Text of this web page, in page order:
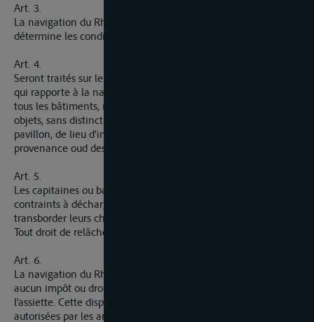
Art. 3.
La navigation du Rhin est libre. La présente Convention
détermine les conditions d’application de ce principe.
Art. 4.
Seront traités sur le pied d’une parfaite égalité pour tout ce
qui rapporte à la navigation du Rhin, toutes les personnes,
tous les bâtiments, marchandises, avitaillements et autres
objets, sans distinction, notamment, de nationalité, de
pavillon, de lieu d’immatriculation, d’origine, de propriété, de
provenance oud destination.
Art. 5.
Les capitaines ou bateliers ne peuvent nulle part être
contraints à décharger, soit en tout, soit en partie, ou à
transborder leurs chargements.
Tout droit de relâche et d’échelle demeure supprimé.
Art. 6.
La navigation du Rhin, de fait de son exercice, être soumise à
aucun impôt ou droit quelle qu’en sont la dénomination ou
l’assiette. Cette disposition ne s’applique pas aux redevances
autorisées par les articles 26, 46 et 52 de la présente